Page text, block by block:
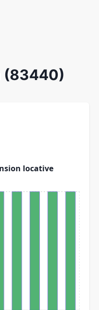
(83440)
locative